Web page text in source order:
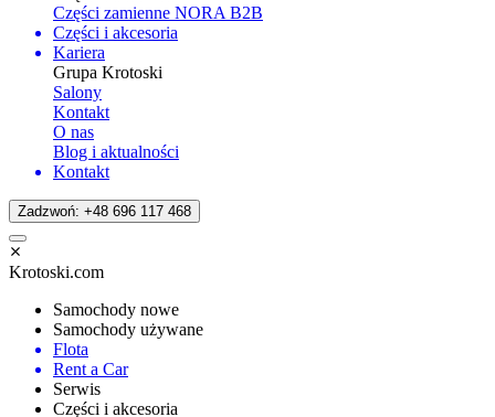
Części zamienne NORA B2B
Części i akcesoria
Kariera
Grupa Krotoski
Salony
Kontakt
O nas
Blog i aktualności
Kontakt
Zadzwoń: +48 696 117 468
Krotoski.com
Samochody nowe
Samochody używane
Flota
Rent a Car
Serwis
Części i akcesoria